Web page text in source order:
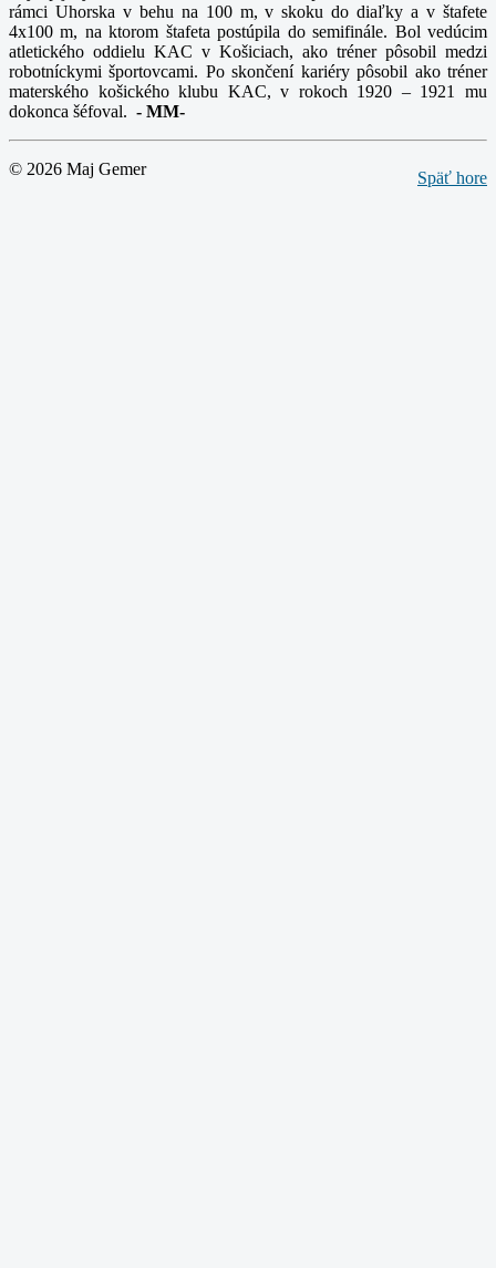
rámci Uhorska v behu na 100 m, v skoku do diaľky a v štafete
4x100 m, na ktorom štafeta postúpila do semifinále. Bol vedúcim
atletického oddielu KAC v Košiciach, ako tréner pôsobil medzi
robotníckymi športovcami. Po skončení kariéry pôsobil ako tréner
materského košického klubu KAC, v rokoch 1920 – 1921 mu
dokonca šéfoval. - MM-
Späť hore
© 2026 Maj Gemer